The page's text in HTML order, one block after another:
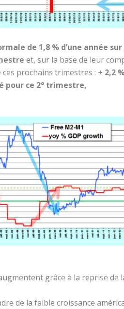
de 1,8 % d’une année
et, sur la base de leur
prochains trimestres : + 2,2
pour ce 2° trimestre,
grâce à la reprise de
de la faible croissance